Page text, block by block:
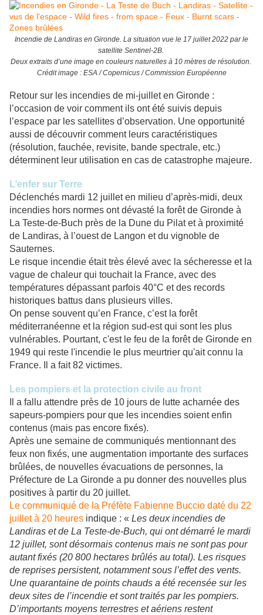
Incendie de Landiras en Gironde. La situation vue le 17 juillet 2022 par le
satellite Sentinel-2B.
Deux extraits d’une image en couleurs naturelles à 10 mètres de résolution.
Crédit image : ESA / Copernicus / Commission Européenne
Retour sur les incendies de mi-juillet en Gironde :
l’occasion de voir comment ils ont été suivis depuis
l’espace par les satellites d’observation. Une opportunité
aussi de découvrir comment leurs caractéristiques
(résolution, fauchée, revisite, bande spectrale, etc.)
déterminent leur utilisation en cas de catastrophe majeure.
L’enfer sur Terre
Déclenchés mardi 12 juillet en milieu d’après-midi, deux
incendies hors normes ont dévasté la forêt de Gironde à
La Teste-de-Buch près de la Dune du Pilat et à proximité
de Landiras, à l’ouest de Langon et du vignoble de
Sauternes.
Le risque incendie était très élevé avec la sécheresse et la
vague de chaleur qui touchait la France, avec des
températures dépassant parfois 40°C et des records
historiques battus dans plusieurs villes.
On pense souvent qu’en France, c’est la forêt
méditerranéenne et la région sud-est qui sont les plus
vulnérables. Pourtant, c'est le feu de la forêt de Gironde en
1949 qui reste l'incendie le plus meurtrier qu'ait connu la
France. Il a fait 82 victimes.
Les pompiers et la protection civile au front
Il a fallu attendre près de 10 jours de lutte acharnée des
sapeurs-pompiers pour que les incendies soient enfin
contenus (mais pas encore fixés).
Après une semaine de communiqués mentionnant des
feux non fixés, une augmentation importante des surfaces
brûlées, de nouvelles évacuations de personnes, la
Préfecture de La Gironde a pu donner des nouvelles plus
positives à partir du 20 juillet.
Le communiqué de la Préfète Fabienne Buccio daté du 22
juillet à 20 heures indique : « Les deux incendies de
Landiras et de La Teste-de-Buch, qui ont démarré le mardi
12 juillet, sont désormais contenus mais ne sont pas pour
autant fixés (20 800 hectares brûlés au total). Les risques
de reprises persistent, notamment sous l’effet des vents.
Une quarantaine de points chauds a été recensée sur les
deux sites de l’incendie et sont traités par les pompiers.
D’importants moyens terrestres et aériens restent